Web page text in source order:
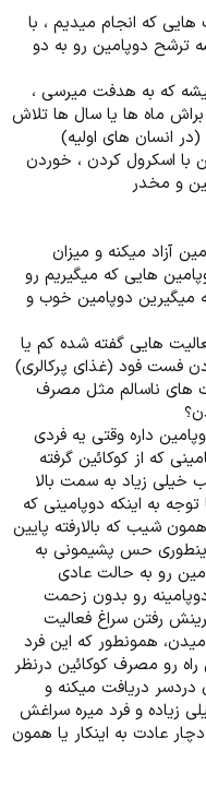
هایی که انجام میدیم ، با
ترشح دوپامین رو به دو
که به هدفت میرسی ،
براش ماه ها یا سال ها تلاش
انسان های اولیه)
با اسکرول کردن ، خوردن
و مخدر
آزاد میکنه و میزان
هایی که میگیریم رو
میگیرین دوپامین خوب و
هایی گفته شده کم یا
فست فود (غذای پرکالری)
های ناسالم مثل مصرف
داره وقتی یه فردی
که از کوکائین گرفته
خیلی زیاد به سمت بالا
به اینکه دوپامینی که
شیب که بالارفته پایین
حس پشیمونی به
رو به حالت عادی
رو بدون زحمت
رفتن سراغ فعالیت
همونطور که این فرد
رو مصرف کوکائین درنظر
دریافت میکنه و
زیاده و فرد میره سراغش
عادت به اینکار یا همون